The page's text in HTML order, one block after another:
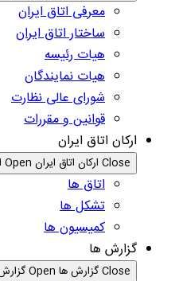
معرفی اتاق ایران
ساختار اتاق ایران
هیات رئیسه
هیات نمایندگان
شورای عالی نظارت
قوانین و مقررات
ارکان اتاق ایران
Close ارکان اتاق ایران Open ارکان اتاق ایران
اتاق ها
تشکل ها
کمیسیون ها
گزارش ها
Close گزارش ها Open گزارش ها